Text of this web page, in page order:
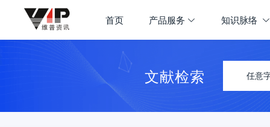
首页 产品服务 知识脉络
文献检索 任意